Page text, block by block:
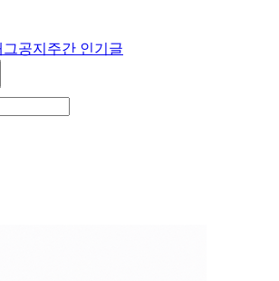
그공지 주간 인기글